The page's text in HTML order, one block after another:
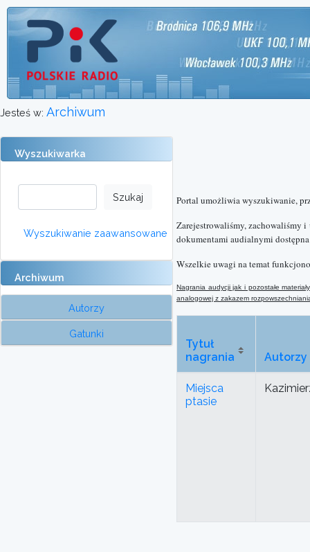
Jesteś w: Archiwum
Wyszukiwarka
Wyszukiwanie zaawansowane
Archiwum
Autorzy
Gatunki
Portal umożliwia wyszukiwanie,
Zarejestrowaliśmy, zachowaliśmy
dokumentami audialnymi
Wszelkie uwagi na temat
Nagrania audycji jak i pozostałe
analogowej z zakazem
Tytuł
nagrania
Autorzy
Miejsca
ptasie